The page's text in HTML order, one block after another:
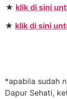
★ klik di sini
★ klik di sini
*apabila sudah
Dapur Sehati,